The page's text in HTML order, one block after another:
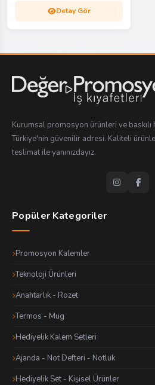
Detay Gör
Kurumsal promosyon ürünleri ve
Türkiye'nin güvenilir adresi. Kaliteli
teslimat ile yanınızdayız.
Popüler Kategoriler
Promosyon Kalemler
Teknoloji Ürünleri
Anahtarlık - Rozet
Termos - Mug
Hediyelik Kalem Setleri
Ajanda - Not Defteri - Notluk
Hediyelik Set - Kişisel Ürünler